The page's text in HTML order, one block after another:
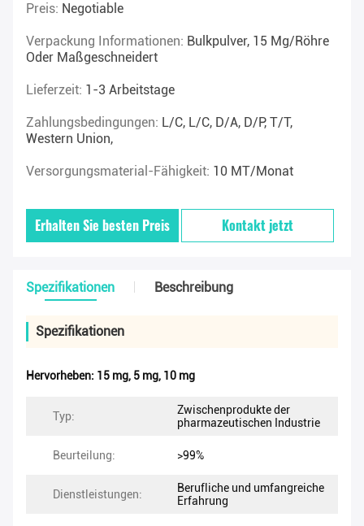
Preis: Negotiable
Verpackung Informationen: Bulkpulver, 15 Mg/Röhre
Oder Maßgeschneidert
Lieferzeit: 1-3 Arbeitstage
Zahlungsbedingungen: L/C, L/C, D/A, D/P, T/T,
Western Union,
Versorgungsmaterial-Fähigkeit: 10 MT/Monat
Erhalten Sie besten Preis Kontakt jetzt
Spezifikationen Beschreibung
Spezifikationen
Hervorheben: 15 mg, 5 mg, 10 mg
Typ:
Zwischenprodukte der
pharmazeutischen Industrie
Beurteilung: >99%
Dienstleistungen:
Berufliche und umfangreiche
Erfahrung